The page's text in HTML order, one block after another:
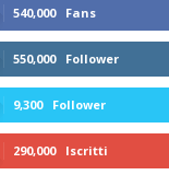
540,000 Fans
550,000 Follower
9,300 Follower
290,000 Iscritti